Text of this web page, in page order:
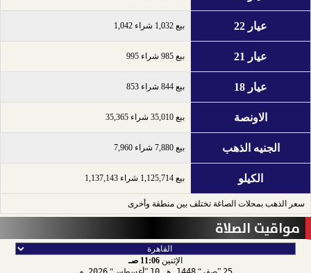
عيار 22 بيع 1,032 شراء 1,042
عيار 21 بيع 985 شراء 995
عيار 18 بيع 844 شراء 853
الاونصة بيع 35,010 شراء 35,365
الجنيه الذهب بيع 7,880 شراء 7,960
الكيلو بيع 1,125,714 شراء 1,137,143
سعر الذهب بمحلات الصاغة تختلف بين منطقة وأخرى
مواقيت الصلاة
الإثنين 11:06 صـ